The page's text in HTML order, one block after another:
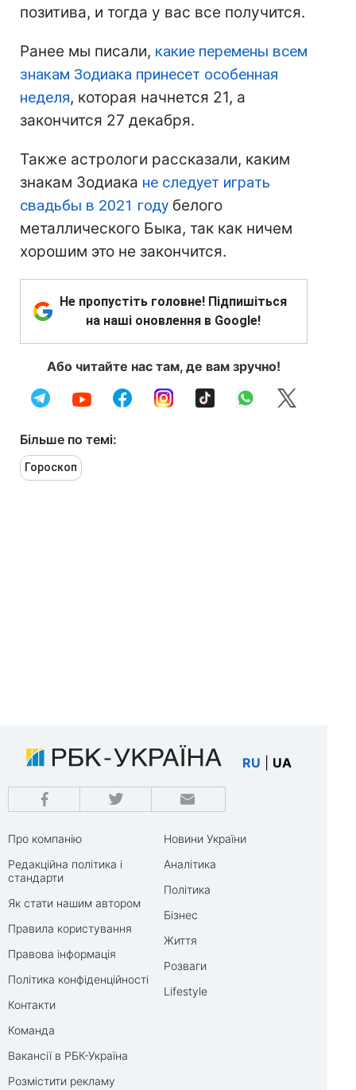
позитива, и тогда у вас все получится.
Ранее мы писали, какие перемены всем
знакам Зодиака принесет особенная
неделя, которая начнется 21, а
закончится 27 декабря.
Также астрологи рассказали, каким
знакам Зодиака не следует играть
свадьбы в 2021 году белого
металлического Быка, так как ничем
хорошим это не закончится.
Не пропустіть головне! Підпишіться
на наші оновлення в Google!
Або читайте нас там, де вам зручно!
Більше по темі:
Гороскоп
RU UA
Про компанію
Редакційна політика і
стандарти
Як стати нашим автором
Правила користування
Правова інформація
Політика конфіденційності
Контакти
Команда
Вакансії в РБК-Україна
Розмістити рекламу
Новини України
Аналітика
Політика
Бізнес
Життя
Розваги
Lifestyle